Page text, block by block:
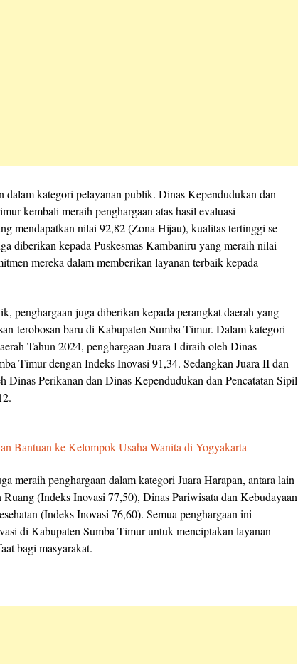
dalam kategori pelayanan publik. Dinas Kependudukan dan
kembali meraih penghargaan atas hasil evaluasi
mendapatkan nilai 92,82 (Zona Hijau), kualitas tertinggi se-
diberikan kepada Puskesmas Kambaniru yang meraih nilai
mereka dalam memberikan layanan terbaik kepada
penghargaan juga diberikan kepada perangkat daerah yang
terobosan baru di Kabupaten Sumba Timur. Dalam kategori
Tahun 2024, penghargaan Juara I diraih oleh Dinas
Timur dengan Indeks Inovasi 91,34. Sedangkan Juara II dan
Dinas Perikanan dan Dinas Kependudukan dan Pencatatan Sipil
Bantuan ke Kelompok Usaha Wanita di Yogyakarta
meraih penghargaan dalam kategori Juara Harapan, antara lain
(Indeks Inovasi 77,50), Dinas Pariwisata dan Kebudayaan
(Indeks Inovasi 76,60). Semua penghargaan ini
di Kabupaten Sumba Timur untuk menciptakan layanan
bagi masyarakat.